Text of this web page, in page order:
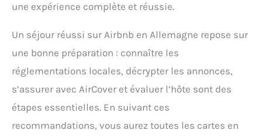
une expérience complète et réussie.
Un séjour réussi sur Airbnb en Allemagne repose sur
une bonne préparation : connaître les
réglementations locales, décrypter les annonces,
s’assurer avec AirCover et évaluer l’hôte sont des
étapes essentielles. En suivant ces
recommandations, vous aurez toutes les cartes en